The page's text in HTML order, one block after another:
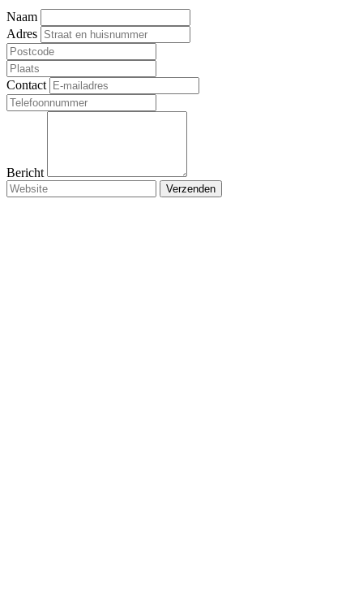
Naam
Adres
Contact
Bericht
Verzenden